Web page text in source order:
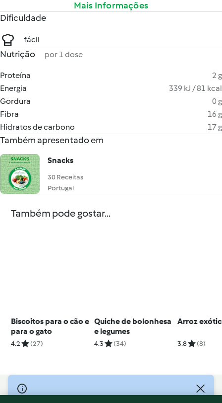
Mais Informações
Dificuldade
fácil
Nutrição por 1 dose
Proteína
2 g
Energia
339 kJ / 81 kcal
Gordura
0 g
Fibra
16 g
Hidratos de carbono
17 g
Também apresentado em
Snacks
30 Receitas
Portugal
Também pode gostar...
Biscoitos para o cão e
para o gato
4.2 (27)
Quiche de bolonhesa
e legumes
4.3 (34)
Arroz
3.8 (8)
© Copyright 2026